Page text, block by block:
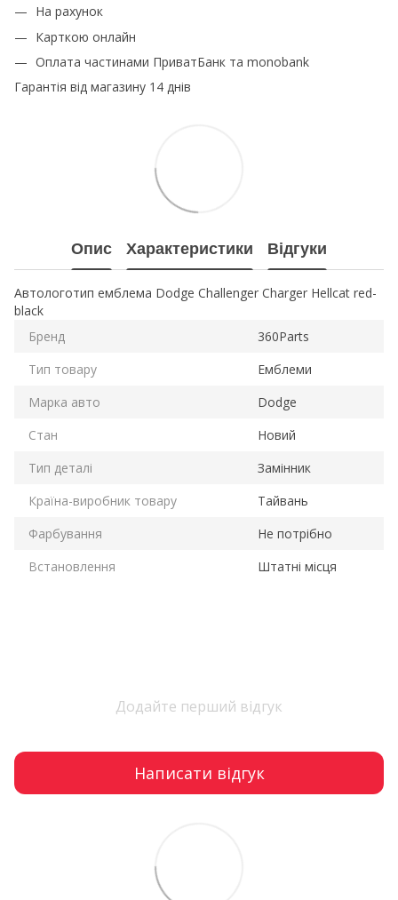
На рахунок
Карткою онлайн
Оплата частинами ПриватБанк та monobank
Гарантія від магазину 14 днів
Опис Характеристики Відгуки
Автологотип емблема Dodge Challenger Charger Hellcat red-
black
Бренд
360Parts
Тип товару
Емблеми
Марка авто
Dodge
Стан
Новий
Тип деталі
Замінник
Країна-виробник товару
Тайвань
Фарбування
Не потрібно
Встановлення
Штатні місця
Додайте перший відгук
Написати відгук